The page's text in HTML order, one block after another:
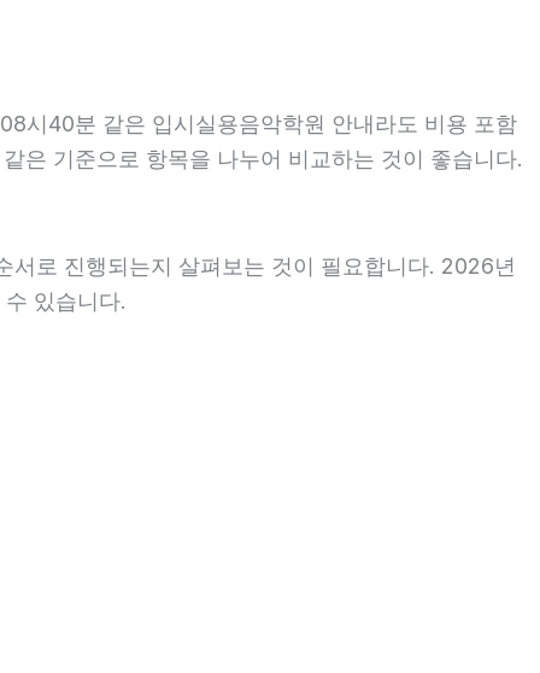
시40분 같은 입시실용음악학원 안내라도 비용 포함
은 기준으로 항목을 나누어 비교하는 것이 좋습니다.
로 진행되는지 살펴보는 것이 필요합니다. 2026년
있습니다.